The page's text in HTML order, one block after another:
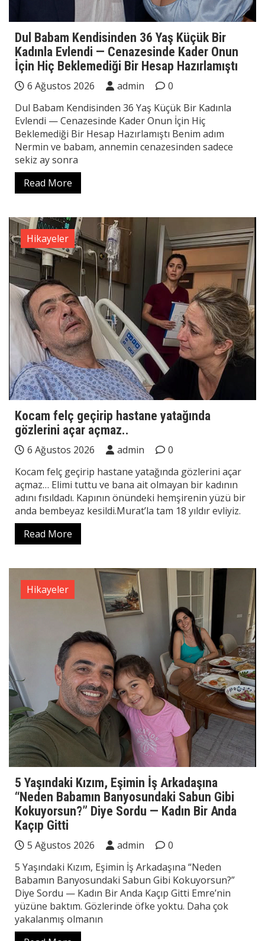
Dul Babam Kendisinden 36 Yaş Küçük Bir
Kadınla Evlendi — Cenazesinde Kader Onun
İçin Hiç Beklemediği Bir Hesap Hazırlamıştı
6 Ağustos 2026 admin
0
Dul Babam Kendisinden 36 Yaş Küçük Bir Kadınla
Evlendi — Cenazesinde Kader Onun İçin Hiç
Beklemediği Bir Hesap Hazırlamıştı Benim adım
Nermin ve babam, annemin cenazesinden sadece
sekiz ay sonra
Read More
Hikayeler
Kocam felç geçirip hastane yatağında
gözlerini açar açmaz..
6 Ağustos 2026 admin
0
Kocam felç geçirip hastane yatağında gözlerini açar
açmaz… Elimi tuttu ve bana ait olmayan bir kadının
adını fısıldadı. Kapının önündeki hemşirenin yüzü bir
anda bembeyaz kesildi.Murat’la tam 18 yıldır evliyiz.
Read More
Hikayeler
5 Yaşındaki Kızım, Eşimin İş Arkadaşına
“Neden Babamın Banyosundaki Sabun Gibi
Kokuyorsun?” Diye Sordu — Kadın Bir Anda
Kaçıp Gitti
5 Ağustos 2026 admin
0
5 Yaşındaki Kızım, Eşimin İş Arkadaşına “Neden
Babamın Banyosundaki Sabun Gibi Kokuyorsun?”
Diye Sordu — Kadın Bir Anda Kaçıp Gitti Emre’nin
yüzüne baktım. Gözlerinde öfke yoktu. Daha çok
yakalanmış olmanın